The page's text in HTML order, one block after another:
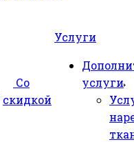
Со
скидкой
Услуги
услуги